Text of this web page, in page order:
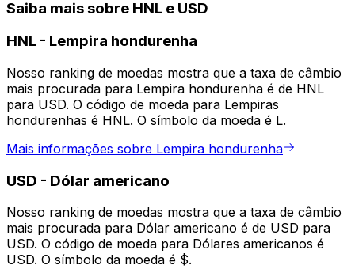
Saiba mais sobre HNL e USD
HNL - Lempira hondurenha
Nosso ranking de moedas mostra que a taxa de câmbio
mais procurada para Lempira hondurenha é de HNL
para USD. O código de moeda para Lempiras
hondurenhas é HNL. O símbolo da moeda é L.
Mais informações sobre Lempira hondurenha
USD - Dólar americano
Nosso ranking de moedas mostra que a taxa de câmbio
mais procurada para Dólar americano é de USD para
USD. O código de moeda para Dólares americanos é
USD. O símbolo da moeda é $.